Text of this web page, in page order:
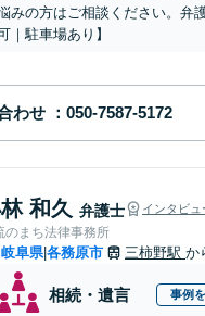
みの方はご相談ください。弁
｜駐車場あり】
わせ
和久 弁護士 インタビュ
のまち法律事務所
岐阜県|各務原市 三柿野駅 か
相続・遺言 事例